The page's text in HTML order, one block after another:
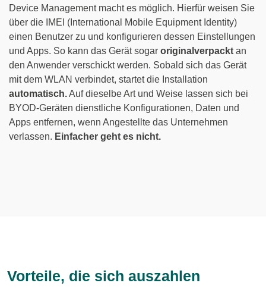
Device Management macht es möglich. Hierfür weisen Sie
über die IMEI (International Mobile Equipment Identity)
einen Benutzer zu und konfigurieren dessen Einstellungen
und Apps. So kann das Gerät sogar originalverpackt an
den Anwender verschickt werden. Sobald sich das Gerät
mit dem WLAN verbindet, startet die Installation
automatisch.Auf dieselbe Art und Weise lassen sich bei
BYOD-Geräten dienstliche Konfigurationen, Daten und
Apps entfernen, wenn Angestellte das Unternehmen
verlassen. Einfacher geht es nicht.
Vorteile, die sich auszahlen